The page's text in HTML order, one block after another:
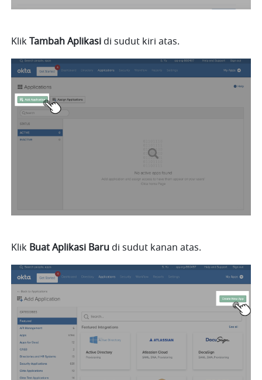
Klik Tambah Aplikasi di sudut kiri atas.
Klik Buat Aplikasi Baru di sudut kanan atas.